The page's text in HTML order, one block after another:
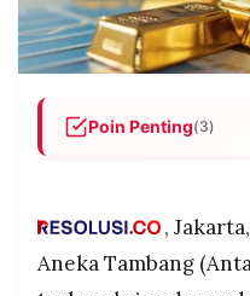
PENGADUAN TERM
OF
SERVICE
Poin Penting(3)
buyback ikut turun
Emas global juga
,
Aneka Tambang